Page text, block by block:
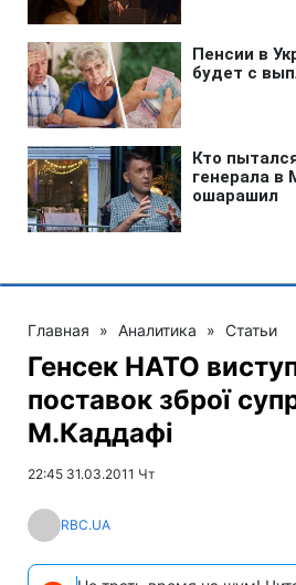
Главная » Аналитика » Статьи
Генсек НАТО
поставок зброї
М.Каддафі
22:45 31.03.2011 Чт
RBC.UA